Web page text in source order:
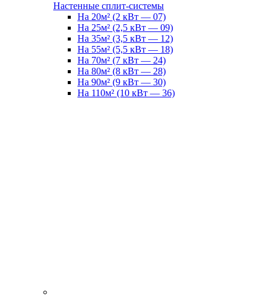
Настенные сплит-системы
На 20м² (2 кВт — 07)
На 25м² (2,5 кВт — 09)
На 35м² (3,5 кВт — 12)
На 55м² (5,5 кВт — 18)
На 70м² (7 кВт — 24)
На 80м² (8 кВт — 28)
На 90м² (9 кВт — 30)
На 110м² (10 кВт — 36)